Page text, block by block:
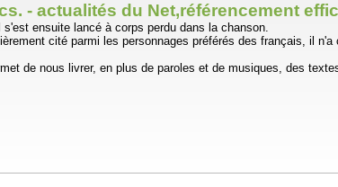
- actualités du Net,référencement
ensuite lancé à corps perdu dans la chanson.
cité parmi les personnages préférés des français, il
de nous livrer, en plus de paroles et de musiques, des